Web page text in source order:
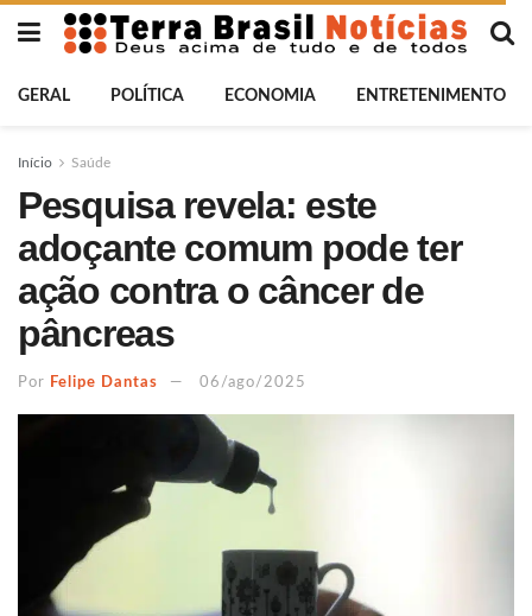
GERAL POLÍTICA ECONOMIA ENTRETENIMENTO
Início Saúde
Pesquisa revela: este
adoçante comum pode ter
ação contra o câncer de
pâncreas
Por Felipe Dantas 06/ago/2025